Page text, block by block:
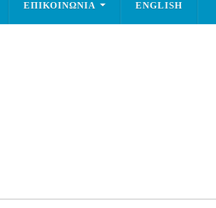
ΕΠΙΚΟΙΝΩΝΙΑ ENGLISH